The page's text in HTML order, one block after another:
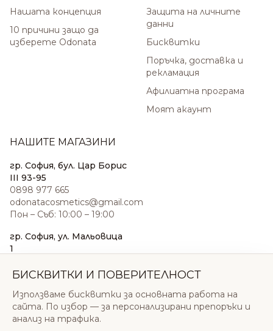
Нашата концепция
10 причини защо да
изберете Odonata
Защита на личните
данни
Бисквитки
Поръчка, доставка и
рекламация
Афилиатна програма
Моят акаунт
НАШИТЕ МАГАЗИНИ
гр. София, бул. Цар Борис
III 93-95
0898 977 665
odonatacosmetics@gmail.com
Пон – Съб: 10:00 – 19:00
гр. София, ул. Мальовица
1
sales@odonatacosmetics.com
Нед: 11:00 – 18:00
БИСКВИТКИ И ПОВЕРИТЕЛНОСТ
Използваме бисквитки за основната работа на
сайта. По избор — за персонализирани препоръки и
анализ на трафика.